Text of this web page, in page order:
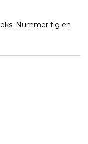
Nummer tig en